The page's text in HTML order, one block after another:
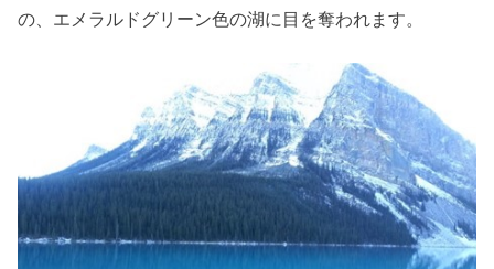
の、エメラルドグリーン色の湖に目を奪われます。